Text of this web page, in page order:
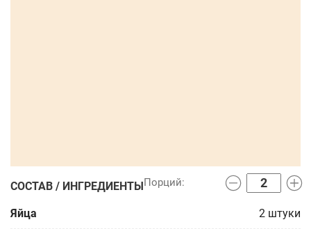
СОСТАВ / ИНГРЕДИЕНТЫ
Яйца 2 штуки